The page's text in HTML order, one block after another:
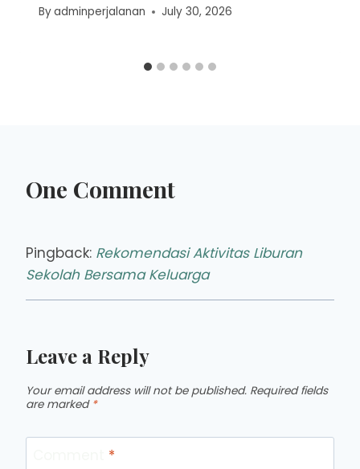
Byadminperjalanan July 30, 2026
One Comment
Pingback: Rekomendasi Aktivitas Liburan
Sekolah Bersama Keluarga
Leave a Reply
Your email address will not be published. Required fields
are marked *
*